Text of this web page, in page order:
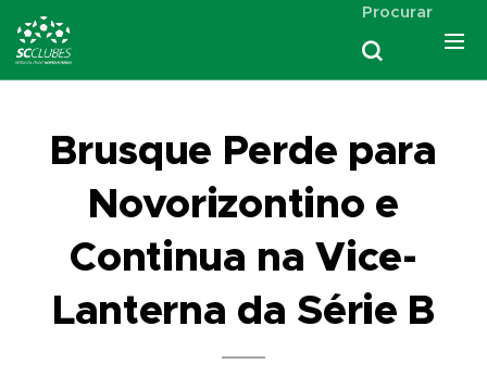
Procurar
Brusque Perde para
Novorizontino e
Continua na Vice-
Lanterna da Série B